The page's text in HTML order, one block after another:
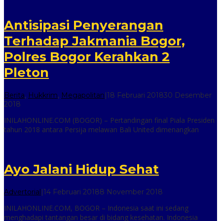
Antisipasi Penyerangan
Terhadap Jakmania Bogor,
Polres Bogor Kerahkan 2
Pleton
Berita, Hukkrim, Megapolitan|18 Februari 201830 Desember
2018
online
INILAHONLINE.COM (BOGOR) – Pertandingan final Piala Presiden
tahun 2018 antara Persija melawan Bali United dimenangkan
Ayo Jalani Hidup Sehat
Advertorial 14 Februari 20188 November 2018
online
INILAHONLINE.COM, BOGOR – Indonesia saat ini sedang
menghadapi tantangan besar di bidang kesehatan. Indonesia